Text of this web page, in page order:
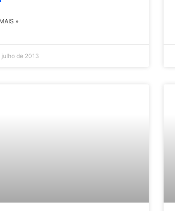
»
julho de 2013